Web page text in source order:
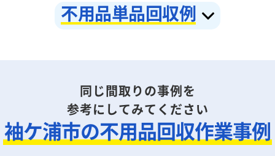
不用品単品回収例
同じ間取りの事例を
参考にしてみてください
袖ケ浦市の不用品回収作業事例